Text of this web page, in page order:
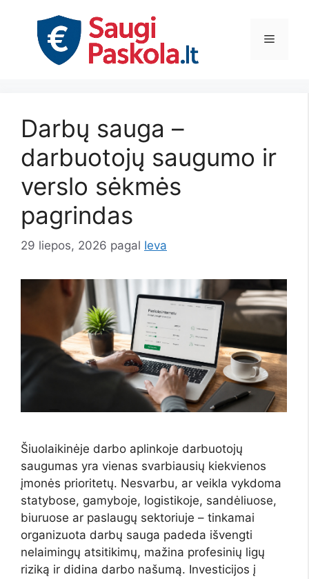
Meniu
Darbų sauga –
darbuotojų saugumo ir
verslo sėkmės
pagrindas
29 liepos, 2026 pagal Ieva
Šiuolaikinėje darbo aplinkoje darbuotojų
saugumas yra vienas svarbiausių kiekvienos
įmonės prioritetų. Nesvarbu, ar veikla vykdoma
statybose, gamyboje, logistikoje, sandėliuose,
biuruose ar paslaugų sektoriuje – tinkamai
organizuota darbų sauga padeda išvengti
nelaimingų atsitikimų, mažina profesinių ligų
riziką ir didina darbo našumą. Investicijos į